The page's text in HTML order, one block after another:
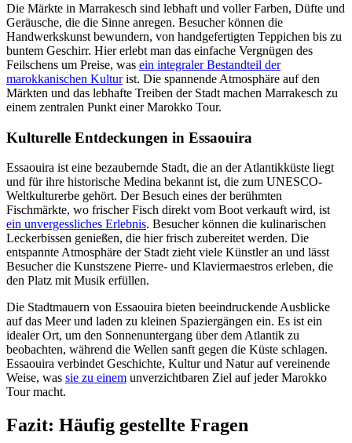
Die Märkte in Marrakesch sind lebhaft und voller Farben, Düfte und
Geräusche, die die Sinne anregen. Besucher können die
Handwerkskunst bewundern, von handgefertigten Teppichen bis zu
buntem Geschirr. Hier erlebt man das einfache Vergnügen des
Feilschens um Preise, was ein integraler Bestandteil der
marokkanischen Kulturist. Die spannende Atmosphäre auf den
Märkten und das lebhafte Treiben der Stadt machen Marrakesch zu
einem zentralen Punkt einer Marokko Tour.
Kulturelle Entdeckungen in Essaouira
Essaouira ist eine bezaubernde Stadt, die an der Atlantikküste liegt
und für ihre historische Medina bekannt ist, die zum UNESCO-
Weltkulturerbe gehört. Der Besuch eines der berühmten
Fischmärkte, wo frischer Fisch direkt vom Boot verkauft wird, ist
ein unvergessliches Erlebnis. Besucher können die kulinarischen
Leckerbissen genießen, die hier frisch zubereitet werden. Die
entspannte Atmosphäre der Stadt zieht viele Künstler an und lässt
Besucher die Kunstszene Pierre- und Klaviermaestros erleben, die
den Platz mit Musik erfüllen.
Die Stadtmauern von Essaouira bieten beeindruckende Ausblicke
auf das Meer und laden zu kleinen Spaziergängen ein. Es ist ein
idealer Ort, um den Sonnenuntergang über dem Atlantik zu
beobachten, während die Wellen sanft gegen die Küste schlagen.
Essaouira verbindet Geschichte, Kultur und Natur auf vereinende
Weise, was sie zu einem unverzichtbaren Ziel auf jeder Marokko
Tour macht.
Fazit: Häufig gestellte Fragen